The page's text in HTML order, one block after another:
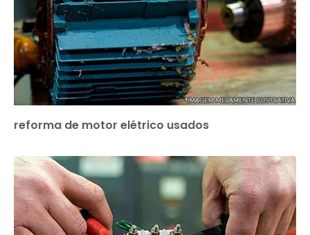
reforma de motor elétrico usados